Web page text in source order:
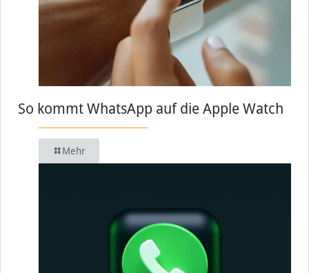
So kommt WhatsApp auf die Apple Watch
Mehr